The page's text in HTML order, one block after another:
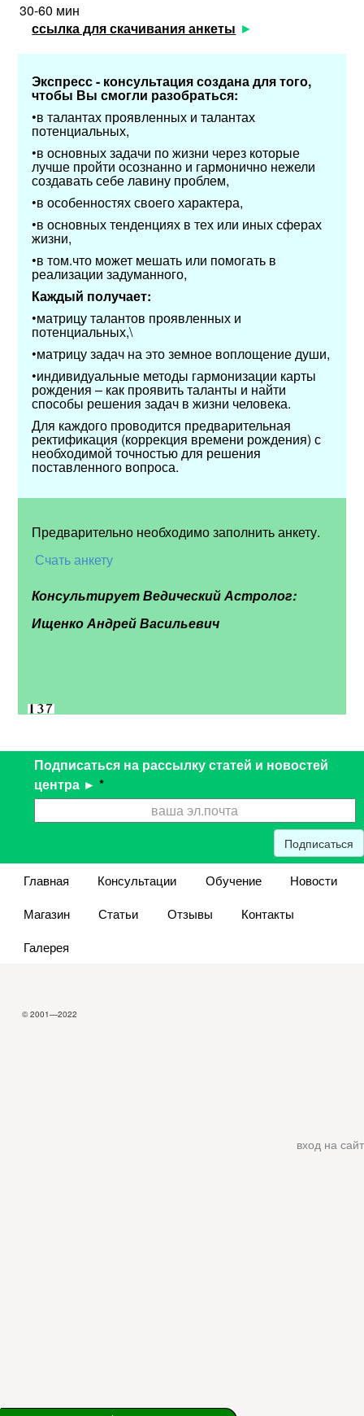
30-60 мин
ссылка для скачивания анкеты
Экспресс - консультация создана для того,
чтобы Вы смогли разобраться:
•в талантах проявленных и талантах
потенциальных,
•в основных задачи по жизни через которые
лучше пройти осознанно и гармонично нежели
создавать себе лавину проблем,
•в особенностях своего характера,
•в основных тенденциях в тех или иных сферах
жизни,
•в том.что может мешать или помогать в
реализации задуманного,
Каждый получает:
•матрицу талантов проявленных и
потенциальных,\
•матрицу задач на это земное воплощение души,
•индивидуальные методы гармонизации карты
рождения – как проявить таланты и найти
способы решения задач в жизни человека.
Для каждого проводится предварительная
ректификация (коррекция времени рождения) с
необходимой точностью для решения
поставленного вопроса.
Предварительно необходимо заполнить анкету.
Счать анкету
Консультирует Ведический Астролог:
Ищенко Андрей Васильевич
Подписаться на рассылку статей и новостей
центра ► *
Подписаться
Главная Консультации Обучение
Новости
Магазин
Статьи Отзывы
Контакты
Галерея
© 2001—2022
вход на сайт